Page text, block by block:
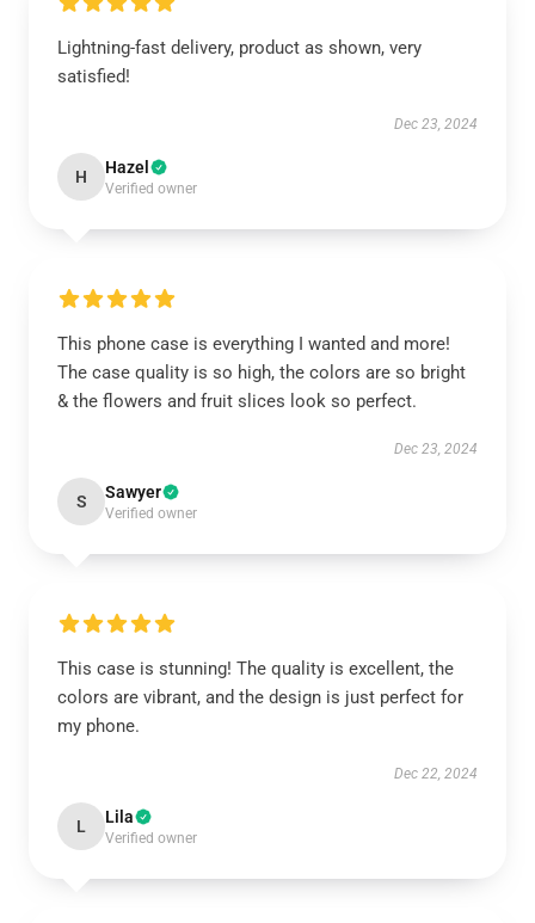
Lightning-fast delivery, product as shown, very
satisfied!
Dec 23, 2024
H Hazel
Verified owner
This phone case is everything I wanted and more!
The case quality is so high, the colors are so bright
& the flowers and fruit slices look so perfect.
Dec 23, 2024
S Sawyer
Verified owner
This case is stunning! The quality is excellent, the
colors are vibrant, and the design is just perfect for
my phone.
Dec 22, 2024
L Lila
Verified owner